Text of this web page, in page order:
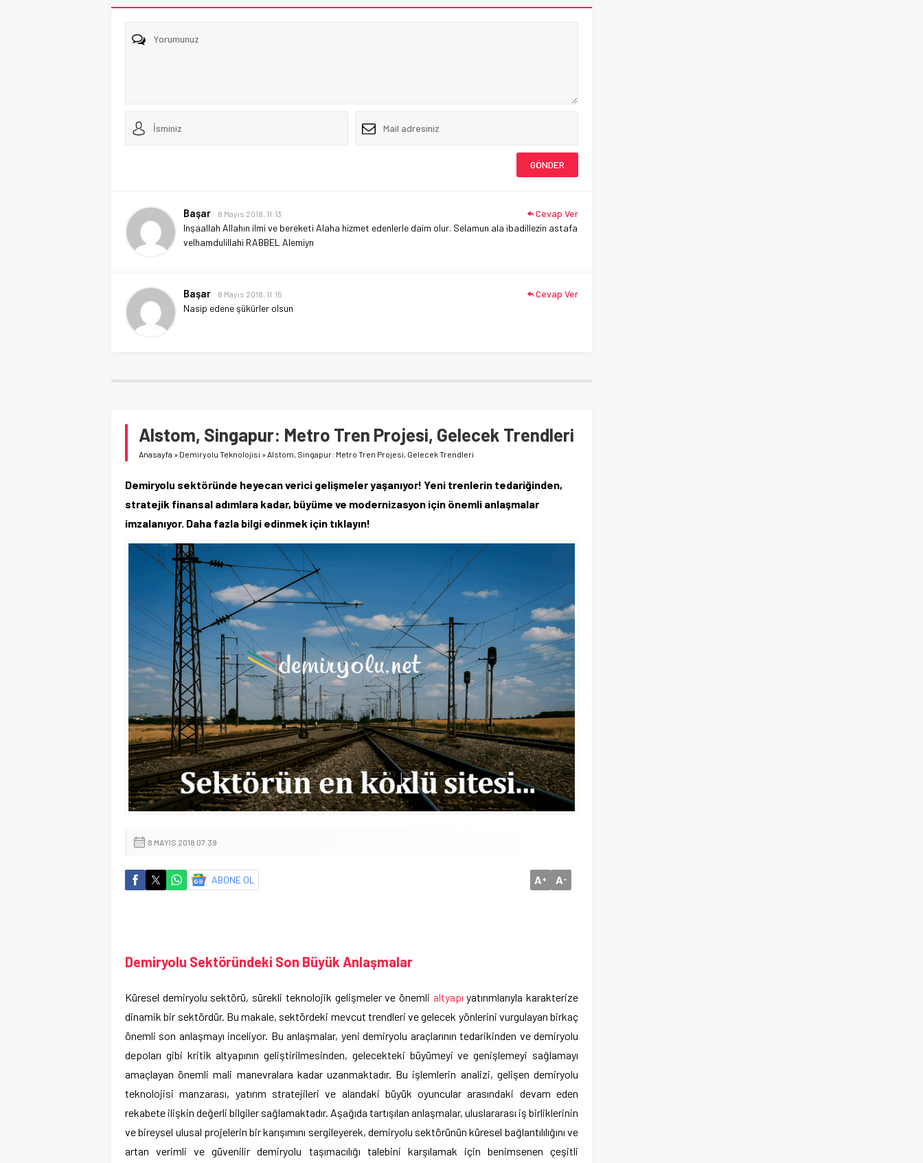
Başar 8 Mayıs 2018, 11:13
Inşaallah Allahın ilmi ve bereketi Alaha hizmet edenlerle daim olur. Selamun ala ibadillezin astafa
velhamdulillahi RABBEL Alemiyn
Cevap Ver
Başar 8 Mayıs 2018, 11:15
Nasip edene şükürler olsun
Cevap Ver
Alstom, Singapur: Metro Tren Projesi, Gelecek Trendleri
Anasayfa » Demiryolu Teknolojisi »Alstom, Singapur: Metro Tren Projesi, Gelecek Trendleri
Demiryolu sektöründe heyecan verici gelişmeler yaşanıyor! Yeni trenlerin tedariğinden,
stratejik finansal adımlara kadar, büyüme ve modernizasyon için önemli anlaşmalar
imzalanıyor. Daha fazla bilgi edinmek için tıklayın!
8 MAYIS 2018 07:39
ABONE OL A+ A-
Demiryolu Sektöründeki Son Büyük Anlaşmalar
Küresel demiryolu sektörü, sürekli teknolojik gelişmeler ve önemli altyapı yatırımlarıyla karakterize
dinamik bir sektördür. Bu makale, sektördeki mevcut trendleri ve gelecek yönlerini vurgulayan birkaç
önemli son anlaşmayı inceliyor. Bu anlaşmalar, yeni demiryolu araçlarının tedarikinden ve demiryolu
depoları gibi kritik altyapının geliştirilmesinden, gelecekteki büyümeyi ve genişlemeyi sağlamayı
amaçlayan önemli mali manevralara kadar uzanmaktadır. Bu işlemlerin analizi, gelişen demiryolu
teknolojisi manzarası, yatırım stratejileri ve alandaki büyük oyuncular arasındaki devam eden
rekabete ilişkin değerli bilgiler sağlamaktadır. Aşağıda tartışılan anlaşmalar, uluslararası iş birliklerinin
ve bireysel ulusal projelerin bir karışımını sergileyerek, demiryolu sektörünün küresel bağlantılılığını ve
artan verimli ve güvenilir demiryolu taşımacılığı talebini karşılamak için benimsenen çeşitli